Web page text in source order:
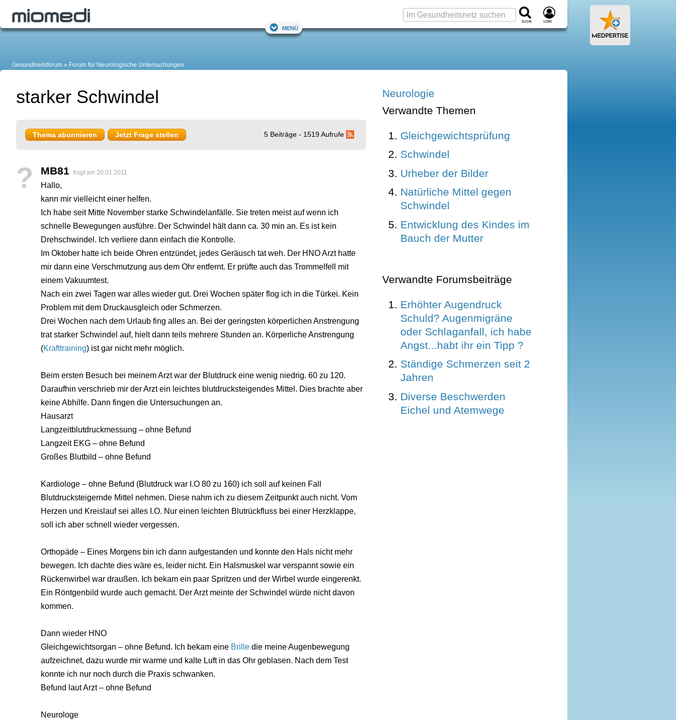
Suche Login
Menü
Gesundheitsforum Forum für Neurologische Untersuchungen
starker Schwindel
Thema abonnieren Jetzt Frage stellen 5 Beiträge - 1519 Aufrufe
? MB81 fragt am 20.01.2011
Hallo,
kann mir vielleicht einer helfen.
Ich habe seit Mitte November starke Schwindelanfälle. Sie treten meist auf wenn ich
schnelle Bewegungen ausführe. Der Schwindel hält dann ca. 30 min an. Es ist kein
Drehschwindel. Ich verliere dann einfach die Kontrolle.
Im Oktober hatte ich beide Ohren entzündet, jedes Geräusch tat weh. Der HNO Arzt hatte
mir dann eine Verschmutzung aus dem Ohr entfernt. Er prüfte auch das Trommelfell mit
einem Vakuumtest.
Nach ein zwei Tagen war alles wieder gut. Drei Wochen später flog ich in die Türkei. Kein
Problem mit dem Druckausgleich oder Schmerzen.
Drei Wochen nach dem Urlaub fing alles an. Bei der geringsten körperlichen Anstrengung
trat starker Schwindel auf, hielt dann teils mehrere Stunden an. Körperliche Anstrengung
(Krafttraining) ist gar nicht mehr möglich.
Beim ersten Besuch bei meinem Arzt war der Blutdruck eine wenig niedrig. 60 zu 120.
Daraufhin verschrieb mir der Arzt ein leichtes blutdrucksteigendes Mittel. Dies brachte aber
keine Abhilfe. Dann fingen die Untersuchungen an.
Hausarzt
Langzeitblutdruckmessung – ohne Befund
Langzeit EKG – ohne Befund
Großes Blutbild – ohne Befund
Kardiologe – ohne Befund (Blutdruck war I.O 80 zu 160) ich soll auf keinen Fall
Blutdrucksteigernde Mittel nehmen. Diese nahm ich zu diesem Zeitpunkt auch nicht. Vom
Herzen und Kreislauf sei alles I.O. Nur einen leichten Blutrückfluss bei einer Herzklappe,
soll ich aber schnell wieder vergessen.
Orthopäde – Eines Morgens bin ich dann aufgestanden und konnte den Hals nicht mehr
bewegen. Ich dachte dies wäre es, leider nicht. Ein Halsmuskel war verspannt sowie ein
Rückenwirbel war draußen. Ich bekam ein paar Spritzen und der Wirbel wurde eingerenkt.
Ein Röntgenbild wurde auch gemacht. Der Arzt meinte der Schwindel würde nicht davon
kommen.
Dann wieder HNO
Gleichgewichtsorgan – ohne Befund. Ich bekam eine Brille die meine Augenbewegung
aufzeichnet, dazu wurde mir warme und kalte Luft in das Ohr geblasen. Nach dem Test
konnte ich nur noch durch die Praxis schwanken.
Befund laut Arzt – ohne Befund
Neurologe
Neurologie
Verwandte Themen
Gleichgewichtsprüfung
Schwindel
Urheber der Bilder
Natürliche Mittel gegen
Schwindel
Entwicklung des Kindes im
Bauch der Mutter
Verwandte Forumsbeiträge
Erhöhter Augendruck
Schuld? Augenmigräne
oder Schlaganfall, ich habe
Angst...habt ihr ein Tipp ?
Ständige Schmerzen seit 2
Jahren
Diverse Beschwerden
Eichel und Atemwege